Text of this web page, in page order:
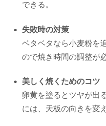
できる。
失敗時の対策
ベタベタなら小麦粉を
ので焼き時間の調整が
美しく焼くためのコツ
卵黄を塗るとツヤが出
には、天板の向きを変